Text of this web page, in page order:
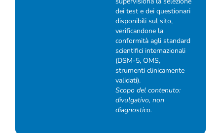
dei test e dei questionari
disponibili sul sito,
verificandone la
conformità agli standard
scientifici internazionali
(DSM-5, OMS,
strumenti clinicamente
validati).
Scopo del contenuto:
divulgativo, non
diagnostico.